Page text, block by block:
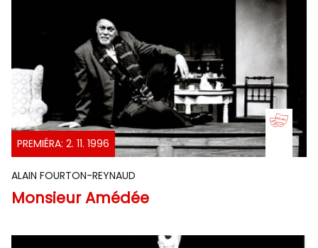
PREMIÉRA: 2. 11. 1996
ALAIN FOURTON-REYNAUD
Monsieur Amédée